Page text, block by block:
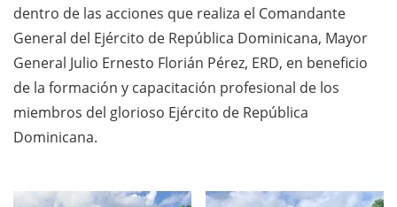
dentro de las acciones que realiza el Comandante
General del Ejército de República Dominicana, Mayor
General Julio Ernesto Florián Pérez, ERD, en beneficio
de la formación y capacitación profesional de los
miembros del glorioso Ejército de República
Dominicana.